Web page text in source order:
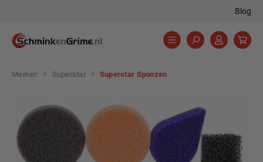
Blog
Merken Superstar Superstar Sponzen